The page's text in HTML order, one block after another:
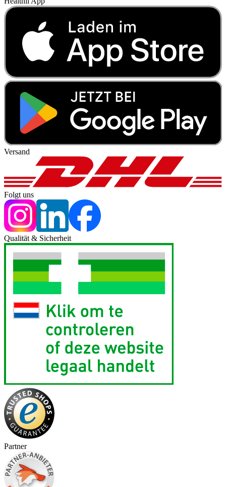
Versand
Folgt uns
Qualität & Sicherheit
Partner